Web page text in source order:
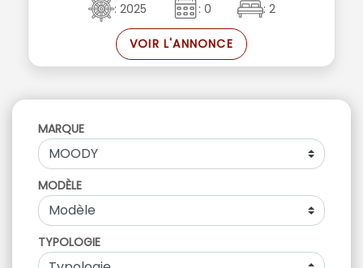
: 2025 : 0 : 2
VOIR L'ANNONCE
MARQUE
MODÈLE
TYPOLOGIE